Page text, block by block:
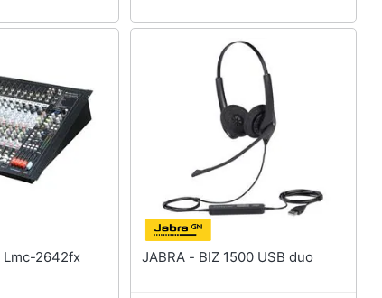
JABRA - BIZ 1500 USB duo